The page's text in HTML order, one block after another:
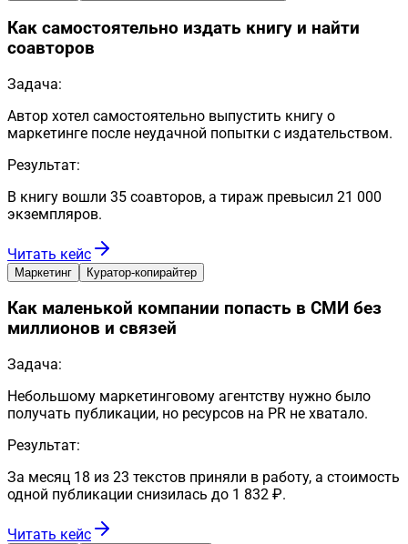
Как самостоятельно издать книгу и найти
соавторов
Задача:
Автор хотел самостоятельно выпустить книгу о
маркетинге после неудачной попытки с издательством.
Результат:
В книгу вошли 35 соавторов, а тираж превысил 21 000
экземпляров.
Читать кейс
Маркетинг Куратор-копирайтер
Как маленькой компании попасть в СМИ без
миллионов и связей
Задача:
Небольшому маркетинговому агентству нужно было
получать публикации, но ресурсов на PR не хватало.
Результат:
За месяц 18 из 23 текстов приняли в работу, а стоимость
одной публикации снизилась до 1 832 ₽.
Читать кейс